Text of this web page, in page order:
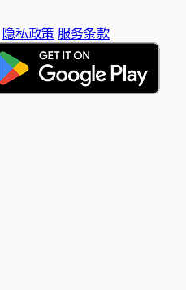
隐私政策 服务条款